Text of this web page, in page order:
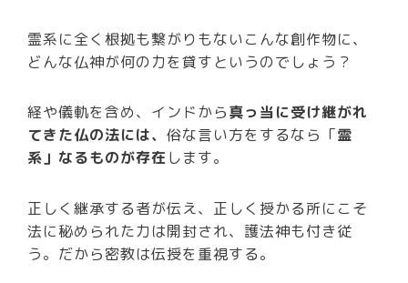
霊系に全く根拠も繋がりもないこんな創作物に、
どんな仏神が何の力を貸すというのでしょう？
経や儀軌を含め、インドから真っ当に受け継がれ
てきた仏の法には、俗な言い方をするなら「霊
系」なるものが存在します。
正しく継承する者が伝え、正しく授かる所にこそ
法に秘められた力は開封され、護法神も付き従
う。だから密教は伝授を重視する。